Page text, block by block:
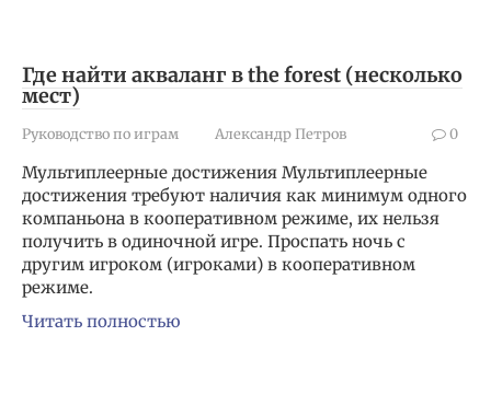
Где найти акваланг в the forest (несколько
мест)
Руководство по играм Александр Петров 0
Мультиплеерные достижения Мультиплеерные
достижения требуют наличия как минимум одного
компаньона в кооперативном режиме, их нельзя
получить в одиночной игре. Проспать ночь с
другим игроком (игроками) в кооперативном
режиме.
Читать полностью